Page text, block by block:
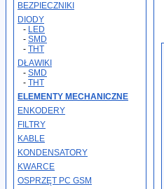
BEZPIECZNIKI
DIODY
- LED
- SMD
- THT
DŁAWIKI
- SMD
- THT
ELEMENTY MECHANICZNE
ENKODERY
FILTRY
KABLE
KONDENSATORY
KWARCE
OSPRZĘT PC GSM